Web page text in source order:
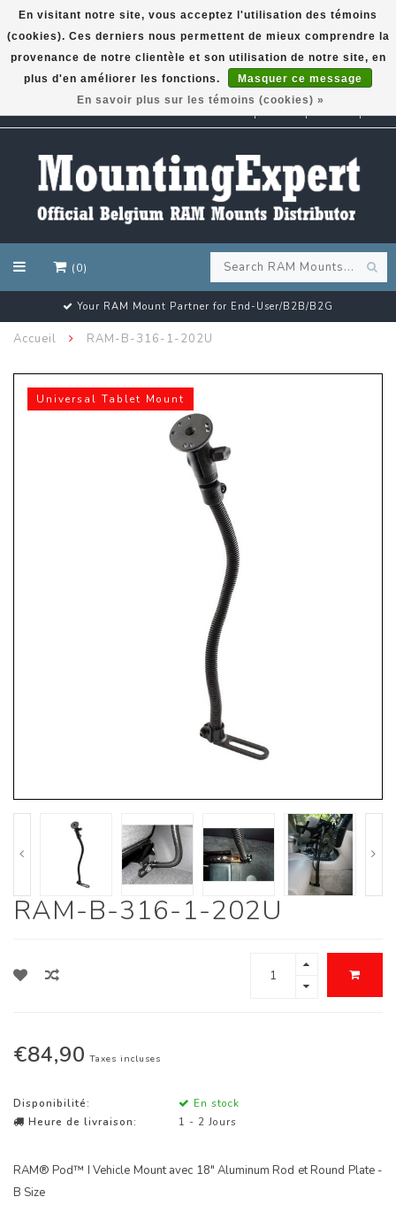
GARMIN GPS met een superkorting tot 50%? Klik hier!
(0)
Your RAM Mount Partner for End-User/B2B/B2G
Accueil RAM-B-316-1-202U
Universal Tablet Mount
RAM-B-316-1-202U
€84,90 Taxes incluses
Disponibilité:
En stock
Heure de livraison:
1 - 2 Jours
RAM® Pod™ I Vehicle Mount avec 18" Aluminum Rod et Round Plate -
B Size
En visitant notre site, vous acceptez l'utilisation des témoins
(cookies). Ces derniers nous permettent de mieux comprendre la
provenance de notre clientèle et son utilisation de notre site, en
plus d'en améliorer les fonctions.
Masquer ce message
En savoir plus sur les témoins (cookies) »